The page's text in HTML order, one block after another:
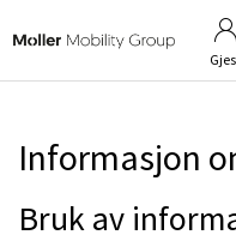
Informasjon
Bruk av